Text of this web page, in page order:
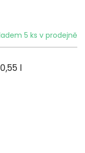
5 ks v prodejně
l